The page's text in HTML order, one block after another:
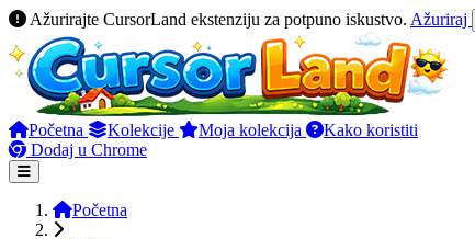
Ažurirajte CursorLand ekstenziju za potpuno iskustvo. Ažuriraj
Početna Kolekcije Moja kolekcija
Kako koristiti
Dodaj u Chrome
Početna